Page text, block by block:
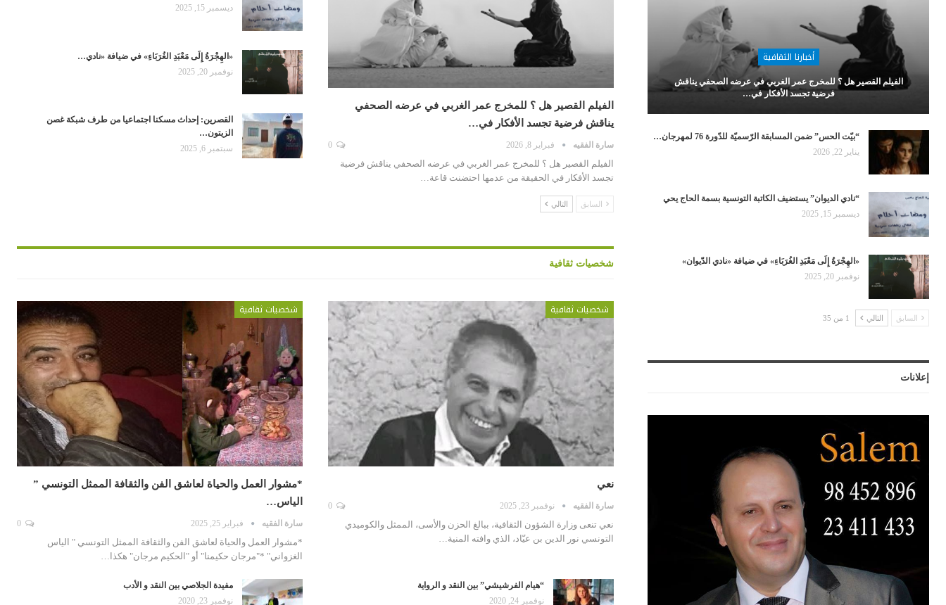
أخبارنا الثقافية
الفيلم القصير هل ؟ للمخرج عمر الغربي في عرضه الصحفي يناقش
فرضية تجسد الأفكار في…
“بيّت الحس” ضمن المسابقة الرّسميّة للدّورة 76 لمهرجان…
يناير 22, 2026
“نادي الديوان” يستضيف الكاتبة التونسية بسمة الحاج يحي
ديسمبر 15, 2025
«الهِجْرَةُ إِلَى مَعْبَدِ الغُرَبَاءِ» في ضيافة «نادي الدّيوان»
نوفمبر 20, 2025
السابق التالي 1 من 35
إعلانات
الفيلم القصير هل ؟ للمخرج عمر الغربي في عرضه الصحفي
يناقش فرضية تجسد الأفكار في…
سارة الفقيه فبراير 8, 2026
الفيلم القصير هل ؟ للمخرج عمر الغربي في عرضه الصحفي يناقش فرضية
تجسد الأفكار في الحقيقة من عدمها احتضنت قاعة…
ديسمبر 15, 2025
«الهِجْرَةُ إِلَى مَعْبَدِ الغُرَبَاءِ» في ضيافة «نادي…
نوفمبر 20, 2025
القصرين: إحداث مسكنا اجتماعيا من طرف شبكة غصن
الزيتون…
سبتمبر 6, 2025
السابق التالي
شخصيات ثقافية
شخصيات ثقافية
نعي
سارة الفقيه نوفمبر 23, 2025
نعي تنعى وزارة الشؤون الثقافية، ببالغ الحزن والأسى، الممثل والكوميدي
التونسي نور الدين بن عيّاد، الذي وافته المنية…
شخصيات ثقافية
*مشوار العمل والحياة لعاشق الفن والثقافة الممثل التونسي ”
الياس…
سارة الفقيه فبراير 25, 2025
*مشوار العمل والحياة لعاشق الفن والثقافة الممثل التونسي " الياس
الغزواني" *"مرجان حكيمنا" أو "الحكيم مرجان" هكذا…
“هيام الفرشيشي” بين النقد و الرواية
نوفمبر 24, 2020
مفيدة الجلاصي بين النقد و الأدب
نوفمبر 23, 2020